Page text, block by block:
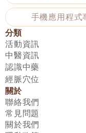
手機應用程式
分類
活動資訊
中醫資訊
認識中藥
經脈穴位
關於
聯絡我們
常見問題
關於我們